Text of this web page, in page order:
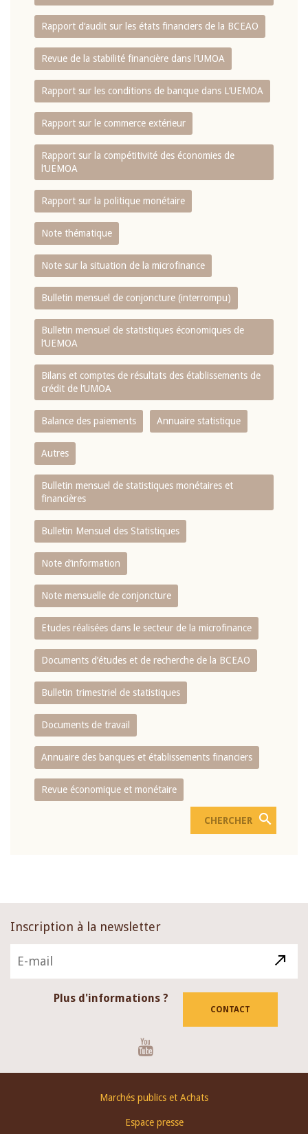
Rapport d‘audit sur les états financiers de la BCEAO
Revue de la stabilité financière dans l‘UMOA
Rapport sur les conditions de banque dans L‘UEMOA
Rapport sur le commerce extérieur
Rapport sur la compétitivité des économies de
l‘UEMOA
Rapport sur la politique monétaire
Note thématique
Note sur la situation de la microfinance
Bulletin mensuel de conjoncture (interrompu)
Bulletin mensuel de statistiques économiques de
l‘UEMOA
Bilans et comptes de résultats des établissements de
crédit de l‘UMOA
Balance des paiements Annuaire statistique
Autres
Bulletin mensuel de statistiques monétaires et
financières
Bulletin Mensuel des Statistiques
Note d’information
Note mensuelle de conjoncture
Etudes réalisées dans le secteur de la microfinance
Documents d’études et de recherche de la BCEAO
Bulletin trimestriel de statistiques
Documents de travail
Annuaire des banques et établissements financiers
Revue économique et monétaire
Inscription à la newsletter
Plus d'informations ?
CONTACT
Marchés publics et Achats
Espace presse